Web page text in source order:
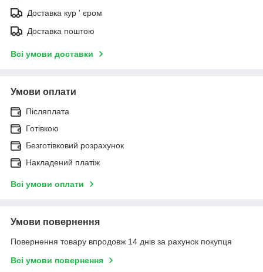
Доставка кур ' єром
Доставка поштою
Всі умови доставки
Умови оплати
Післяплата
Готівкою
Безготівковий розрахунок
Накладений платіж
Всі умови оплати
Умови повернення
Повернення товару впродовж 14 днів за рахунок покупця
Всі умови повернення